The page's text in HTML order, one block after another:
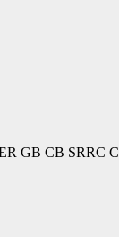
GB CB SRRC